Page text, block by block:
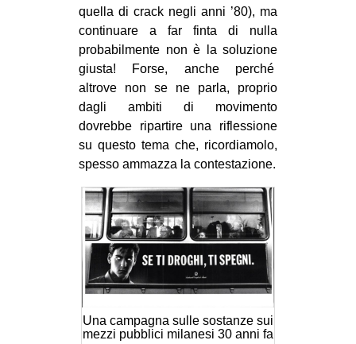
quella di crack negli anni ’80), ma
continuare a far finta di nulla
probabilmente non è la soluzione
giusta! Forse, anche perché
altrove non se ne parla, proprio
dagli ambiti di movimento
dovrebbe ripartire una riflessione
su questo tema che, ricordiamolo,
spesso ammazza la contestazione.
Una campagna sulle sostanze sui
mezzi pubblici milanesi 30 anni fa